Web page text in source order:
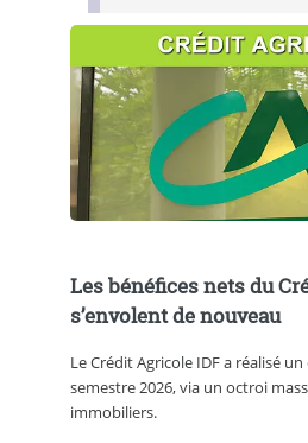
Les bénéfices nets du
s’envolent de nouveau
Le Crédit Agricole IDF a réalisé
semestre 2026, via un octroi
immobiliers.